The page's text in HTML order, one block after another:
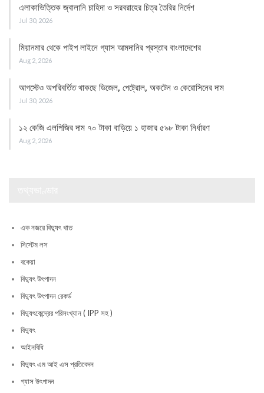
এলাকাভিত্তিক জ্বালানি চাহিদা ও সরবরাহের চিত্র তৈরির নির্দেশ
Jul 30, 2026
মিয়ানমার থেকে পাইপ লাইনে গ্যাস আমদানির প্রস্তাব বাংলাদেশের
Aug 2, 2026
আগস্টেও অপরিবর্তিত থাকছে ডিজেল, পেট্রোল, অকটেন ও কেরোসিনের দাম
Jul 30, 2026
১২ কেজি এলপিজির দাম ৭০ টাকা বাড়িয়ে ১ হাজার ৫৯৮ টাকা নির্ধারণ
Aug 2, 2026
এক নজরে বিদ্যুৎ খাত
সিস্টেম লস
বকেয়া
বিদ্যুৎ উৎপাদন
বিদ্যুৎ উৎপাদন রেকর্ড
বিদ্যুৎকেন্দ্রের পরিসংখ্যান ( IPP সহ )
বিদ্যুৎ
আইনবিধি
বিদ্যুৎ এম আই এস প্রতিবেদন
গ্যাস উৎপাদন